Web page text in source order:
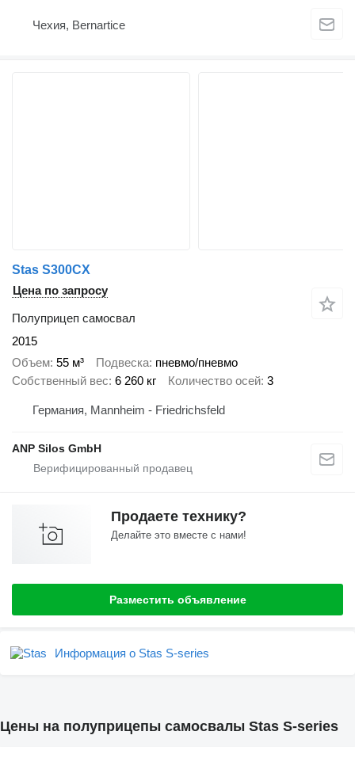
Чехия, Bernartice
Stas S300CX
Цена по запросу
Полуприцеп самосвал
2015
Объем 55 м³ Подвеска пневмо/пневмо
Собственный вес 6 260 кг Количество осей 3
Германия, Mannheim - Friedrichsfeld
ANP Silos GmbH
Продаете технику?
Делайте это вместе с нами!
Разместить объявление
Информация о Stas S-series
Цены на полуприцепы самосвалы Stas S-series